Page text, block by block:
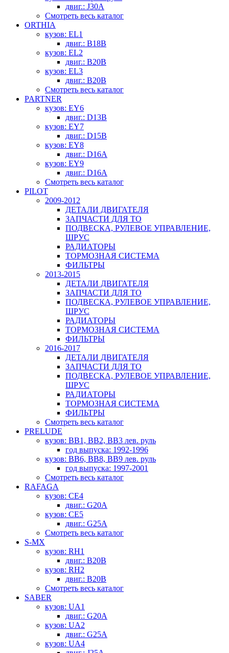
двиг.: J30A
Смотреть весь каталог
ORTHIA
кузов: EL1
двиг.: B18B
кузов: EL2
двиг.: B20B
кузов: EL3
двиг.: B20B
Смотреть весь каталог
PARTNER
кузов: EY6
двиг.: D13B
кузов: EY7
двиг.: D15B
кузов: EY8
двиг.: D16A
кузов: EY9
двиг.: D16A
Смотреть весь каталог
PILOT
2009-2012
ДЕТАЛИ ДВИГАТЕЛЯ
ЗАПЧАСТИ ДЛЯ ТО
ПОДВЕСКА, РУЛЕВОЕ УПРАВЛЕНИЕ,
ШРУС
РАДИАТОРЫ
ТОРМОЗНАЯ СИСТЕМА
ФИЛЬТРЫ
2013-2015
ДЕТАЛИ ДВИГАТЕЛЯ
ЗАПЧАСТИ ДЛЯ ТО
ПОДВЕСКА, РУЛЕВОЕ УПРАВЛЕНИЕ,
ШРУС
РАДИАТОРЫ
ТОРМОЗНАЯ СИСТЕМА
ФИЛЬТРЫ
2016-2017
ДЕТАЛИ ДВИГАТЕЛЯ
ЗАПЧАСТИ ДЛЯ ТО
ПОДВЕСКА, РУЛЕВОЕ УПРАВЛЕНИЕ,
ШРУС
РАДИАТОРЫ
ТОРМОЗНАЯ СИСТЕМА
ФИЛЬТРЫ
Смотреть весь каталог
PRELUDE
кузов: BB1, BB2, BB3 лев. руль
год выпуска: 1992-1996
кузов: BB6, BB8, BB9 лев. руль
год выпуска: 1997-2001
Смотреть весь каталог
RAFAGA
кузов: CE4
двиг.: G20A
кузов: CE5
двиг.: G25A
Смотреть весь каталог
S-MX
кузов: RH1
двиг.: B20B
кузов: RH2
двиг.: B20B
Смотреть весь каталог
SABER
кузов: UA1
двиг.: G20A
кузов: UA2
двиг.: G25A
кузов: UA4